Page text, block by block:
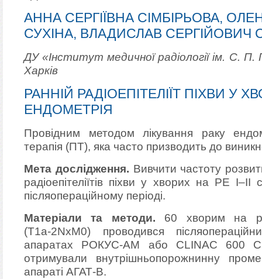
АННА СЕРГІЇВНА СІМБІРЬОВА,
СУХІНА, ВЛАДИСЛАВ СЕРГІЙОВИЧ
ДУ«Інститут медичної радіології ім. С.
Харків
РАННІЙ РАДІОЕПІТЕЛІЇТ ПІХВИ У
ЕНДОМЕТРІЯ
Провідним методом лікування раку
терапія (ПТ), яка часто призводить до
Мета дослідження. Вивчити частоту
радіоепітеліїтів піхви у хворих на РЕ I–II
післяопераційному періоді.
Матеріали та методи. 60 хворим на
(T1а-2NхM0) проводився
апаратах РОКУС-АМ або CLINAC 600
отримували внутрішньопорожнинну
апараті АГАТ-В.